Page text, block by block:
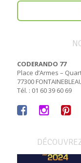
CODERANDO 77
Place d’Armes –
77300
Tél. : 01 60 39 60 69